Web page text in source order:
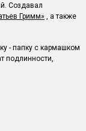
Создавал
Гримм» , а также
- папку с кармашком
подлинности,